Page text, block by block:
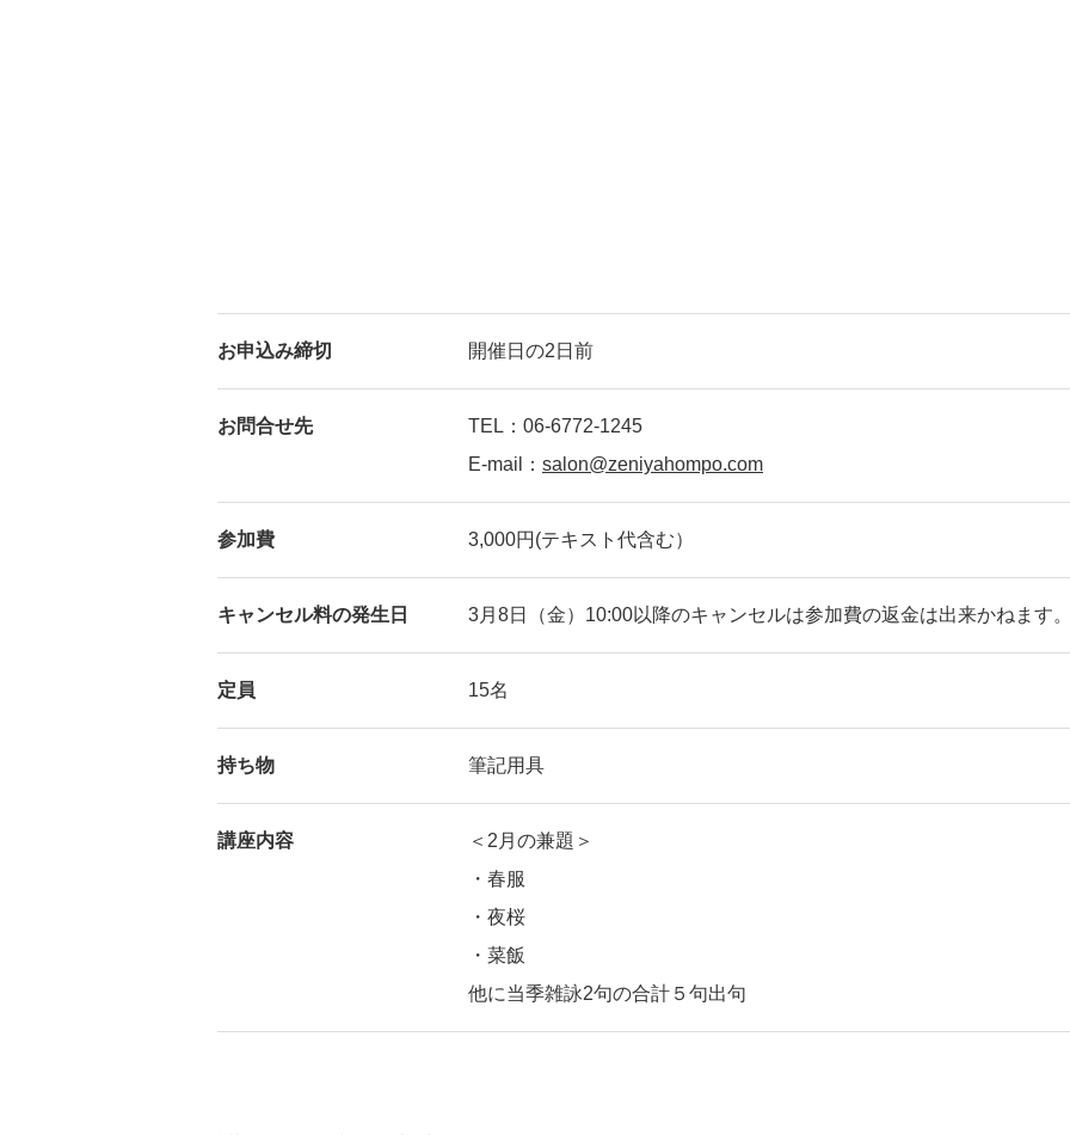
お申込み締切 開催日の2日前
お問合せ先
TEL：06-6772-1245
E-mail： salon@zeniyahompo.com
参加費 3,000円(テキスト代含む）
キャンセル料の発生日 3月8日（金）10:00以降のキャンセルは参加費の返金は出来かねます
定員 15名
持ち物 筆記用具
講座内容
＜2月の兼題＞
・春服
・夜桜
・菜飯
他に当季雑詠2句の合計５句出句